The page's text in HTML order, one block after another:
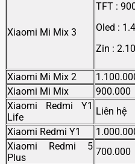
Xiaomi Mi Mix 3
TFT :
Oled :
Zin :
Xiaomi Mi Mix 2
Xiaomi Mi Mix
900.000
Xiaomi Redmi Y1
Life
Liên hệ
Xiaomi Redmi Y1
Xiaomi Redmi 5
Plus
700.000